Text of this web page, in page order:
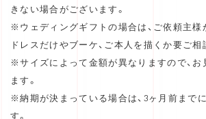
きない場合がございます。
※ウェディングギフトの場合は、ご依頼主様
ドレスだけやブーケ、ご本人を描くか要ご相
※サイズによって金額が異なりますので、お
ます。
※納期が決まっている場合は、3ヶ月前まで
す。